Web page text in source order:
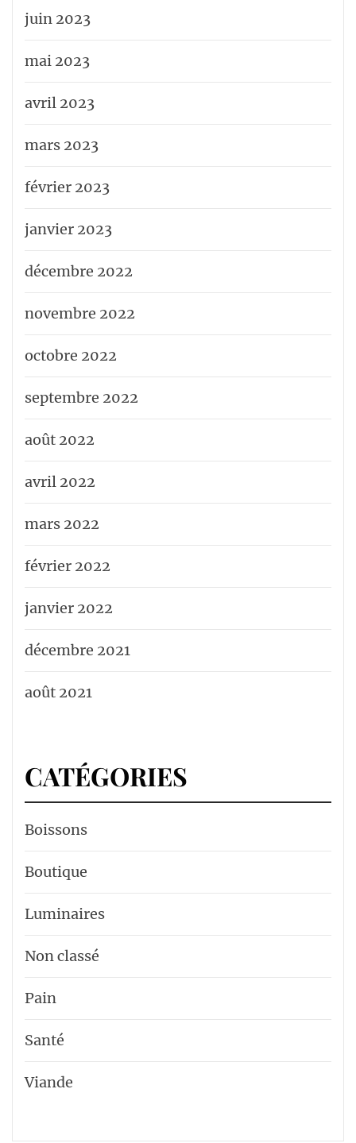
juin 2023
mai 2023
avril 2023
mars 2023
février 2023
janvier 2023
décembre 2022
novembre 2022
octobre 2022
septembre 2022
août 2022
avril 2022
mars 2022
février 2022
janvier 2022
décembre 2021
août 2021
CATÉGORIES
Boissons
Boutique
Luminaires
Non classé
Pain
Santé
Viande